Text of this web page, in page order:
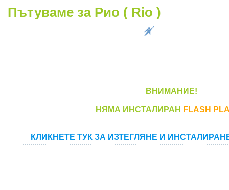
Пътуваме за Рио ( Rio )
ВНИМАНИЕ!
НЯМА ИНСТАЛИРАН FLASH
КЛИКНЕТЕ ТУК ЗА ИЗТЕГЛЯНЕ И